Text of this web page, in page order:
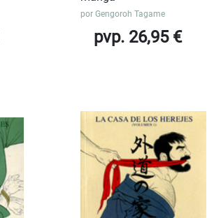
porGengoroh Tagame
pvp. 26,95 €